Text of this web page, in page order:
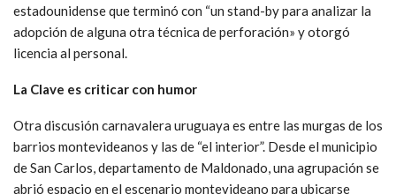
estadounidense que terminó con “un stand-by para analizar la
adopción de alguna otra técnica de perforación» y otorgó
licencia al personal.
La Clave es criticar con humor
Otra discusión carnavalera uruguaya es entre las murgas de los
barrios montevideanos y las de “el interior”. Desde el municipio
de San Carlos, departamento de Maldonado, una agrupación se
abrió espacio en el escenario montevideano para ubicarse